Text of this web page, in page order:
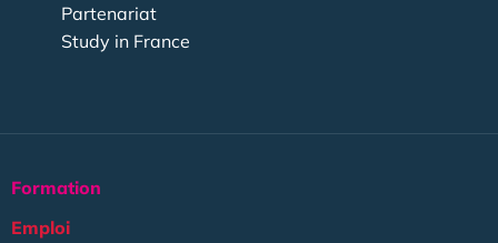
Partenariat
Study in France
Formation
Emploi